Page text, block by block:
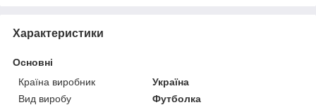
Характеристики
Основні
Країна виробник
Україна
Вид виробу
Футболка